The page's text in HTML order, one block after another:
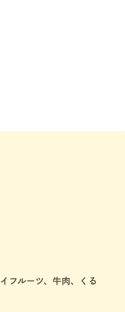
フルーツ、牛肉、くる